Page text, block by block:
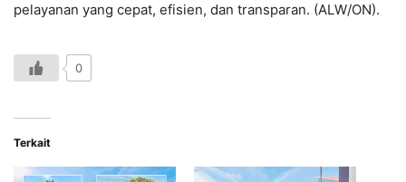
pelayanan yang cepat, efisien, dan transparan. (ALW/ON).
0
Terkait